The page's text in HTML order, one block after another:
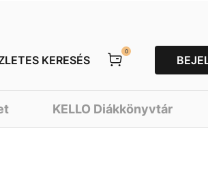
KERESÉS
0
KELLO Diákkönyvtár